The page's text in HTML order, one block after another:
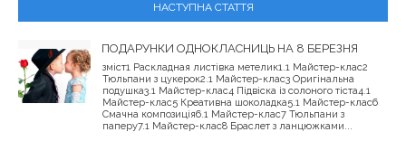
НАСТУПНА СТАТТЯ
ПОДАРУНКИ ОДНОКЛАСНИЦЬ НА 8 БЕРЕЗНЯ
зміст1 Раскладная листівка метелик1.1 Майстер-клас2
Тюльпани з цукерок2.1 Майстер-клас3 Оригінальна
подушка3.1 Майстер-клас4 Підвіска із солоного тіста4.1
Майстер-клас5 Креативна шоколадка5.1 Майстер-клас6
Смачна композиція6.1 Майстер-клас7 Тюльпани з
паперу7.1 Майстер-клас8 Браслет з ланцюжками...